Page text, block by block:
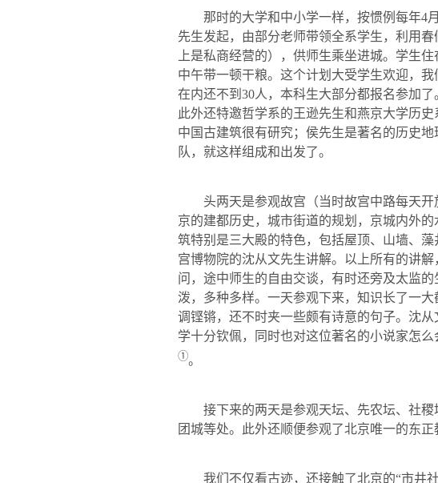
那时的大学和中小学一样，按惯例每年4
先生发起，由部分老师带领全系学生，利用
上是私商经营的），供师生乘坐进城。学生
中午带一顿干粮。这个计划大受学生欢迎，
在内还不到 30人，本科生大部分都报名参加
此外还特邀哲学系的王逊先生和燕京大学历
中国古建筑很有研究；侯先生是著名的历史
队，就这样组成和出发了。
头两天是参观故宫（当时故宫中路每天
京的建都历史，城市街道的规划，京城内外
筑特别是三大殿的特色，包括屋顶、山墙、
宫博物院的沈从文先生讲解。以上所有的讲
问，途中师生的自由交谈，有时还旁及太监
泼，多种多样。一天参观下来，知识长了一
调铿锵，还不时夹一些颇有诗意的句子。沈
学十分钦佩，同时也对这位著名的小说家怎
①。
接下来的两天是参观天坛、先农坛、社
团城等处。此外还顺便参观了北京唯一的东
我们不仅看古迹，还接触了北京的“市井